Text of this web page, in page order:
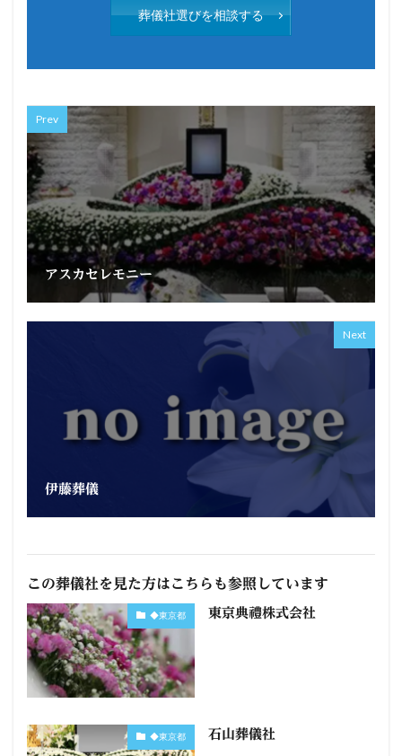
葬儀社選びを相談する
Prev
アスカセレモニー
Next
伊藤葬儀
この葬儀社を見た方はこちらも参照しています
◆東京都 東京典禮株式会社
◆東京都 石山葬儀社